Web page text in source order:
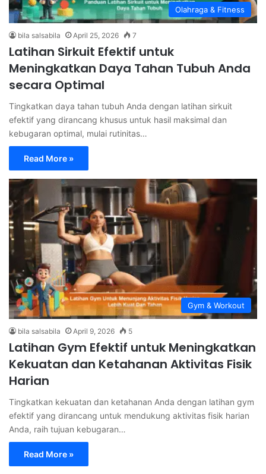
Olahraga & Fitness
bila salsabila April 25, 2026 7
Latihan Sirkuit Efektif untuk
Meningkatkan Daya Tahan Tubuh Anda
secara Optimal
Tingkatkan daya tahan tubuh Anda dengan latihan sirkuit
efektif yang dirancang khusus untuk hasil maksimal dan
kebugaran optimal, mulai rutinitas…
Read More »
Gym & Workout
bila salsabila April 9, 2026 5
Latihan Gym Efektif untuk Meningkatkan
Kekuatan dan Ketahanan Aktivitas Fisik
Harian
Tingkatkan kekuatan dan ketahanan Anda dengan latihan gym
efektif yang dirancang untuk mendukung aktivitas fisik harian
Anda, raih tujuan kebugaran…
Read More »